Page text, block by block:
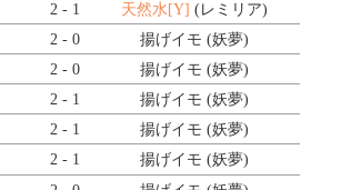
2 - 1 天然水[Y] (レミリア)
2 - 0 揚げイモ (妖夢)
2 - 0 揚げイモ (妖夢)
2 - 1 揚げイモ (妖夢)
2 - 1 揚げイモ (妖夢)
2 - 1 揚げイモ (妖夢)